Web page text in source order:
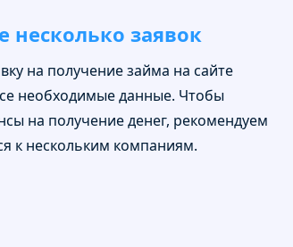
несколько заявок
на получение займа на сайте
необходимые данные. Чтобы
на получение денег, рекомендуем
к нескольким компаниям.